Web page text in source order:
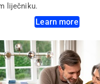
liječniku.
Learn more